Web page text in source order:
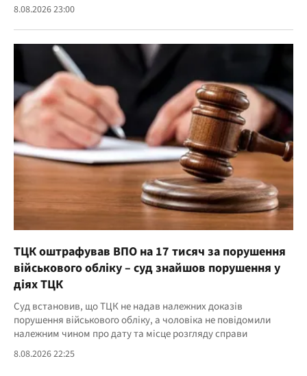
8.08.2026 23:00
ТЦК оштрафував ВПО на 17 тисяч за порушення
військового обліку – суд знайшов порушення у
діях ТЦК
Суд встановив, що ТЦК не надав належних доказів
порушення військового обліку, а чоловіка не повідомили
належним чином про дату та місце розгляду справи
8.08.2026 22:25